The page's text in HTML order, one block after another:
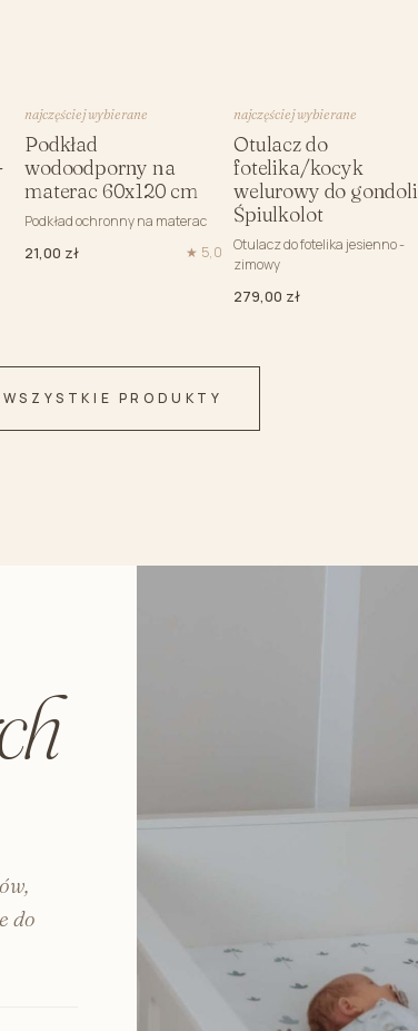
najczęściej wybierane
Podkład
wodoodporny na
materac 60x120 cm
Podkład ochronny na materac
21,00 zł ★ 5,0
najczęściej wybierane
Otulacz do
fotelika/kocyk
welurowy do gondoli
Śpiulkolot
Otulacz do fotelika jesienno -
zimowy
279,00 zł
PRODUKTY
do